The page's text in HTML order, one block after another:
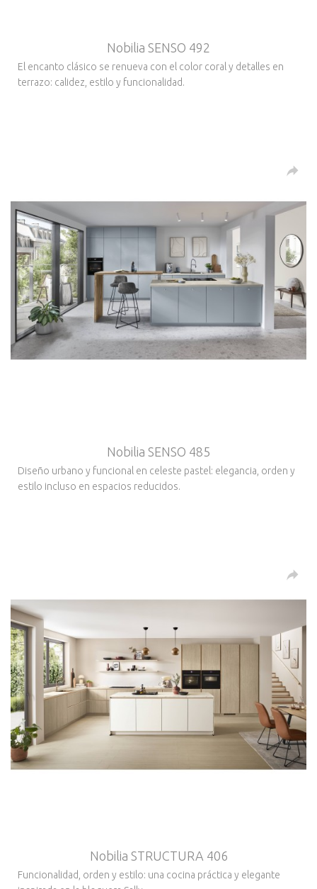
Nobilia SENSO 492
El encanto clásico se renueva con el color coral y detalles en
terrazo: calidez, estilo y funcionalidad.
Nobilia SENSO 485
Diseño urbano y funcional en celeste pastel: elegancia, orden y
estilo incluso en espacios reducidos.
Nobilia STRUCTURA 406
Funcionalidad, orden y estilo: una cocina práctica y elegante